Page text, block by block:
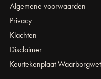
Algemene voorwaarden
Privacy
Klachten
Disclaimer
Keurtekenplaat Waarborgwet